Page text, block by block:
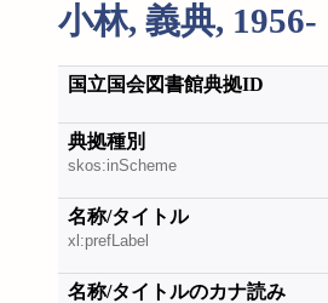
小林, 義典, 1956-
国立国会図書館典拠ID
典拠種別
skos:inScheme
名称/タイトル
xl:prefLabel
名称/タイトルのカナ読み